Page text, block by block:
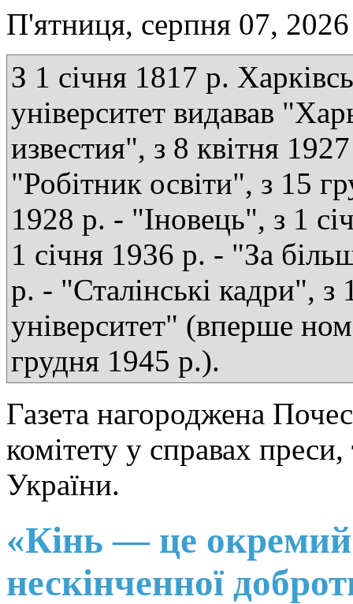
П'ятниця, серпня 07, 2026
З 1 січня 1817 р.
університет видавав
известия", з 8 квітня
"Робітник освіти", з 15
1928 р. - "Іновець", з 1
1 січня 1936 р. - "За
р. - "Сталінські кадри",
університет" (вперше
грудня 1945 р.).
Газета нагороджена
комітету у справах
України.
«Кінь — це окремий
нескінченної